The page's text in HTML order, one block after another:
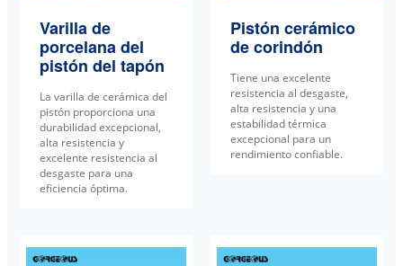
Varilla de
porcelana del
pistón del tapón
La varilla de cerámica del
pistón proporciona una
durabilidad excepcional,
alta resistencia y
excelente resistencia al
desgaste para una
eficiencia óptima.
Pistón cerámico
de corindón
Tiene una excelente
resistencia al desgaste,
alta resistencia y una
estabilidad térmica
excepcional para un
rendimiento confiable.